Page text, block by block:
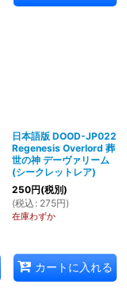
日本語版 DOOD-JP022
Regenesis Overlord 葬
世の神 デーヴァリーム
(シークレットレア)
250円(税別)
(税込 : 275円)
在庫わずか
カートに入れる